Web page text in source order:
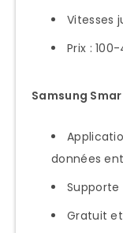
Vitesses
Prix :
Samsung
données
Supporte
Gratuit et